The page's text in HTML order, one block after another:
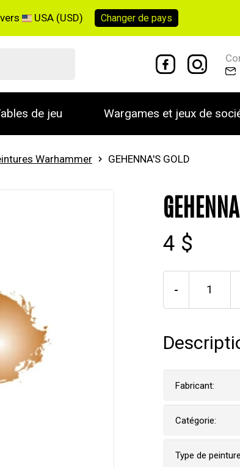
USA (USD) Changer depays
de jeu Wargames et jeux de
Warhammer GEHENNA'S GOLD
4 $
-
Fabricant:
Catégorie:
Type de peinture